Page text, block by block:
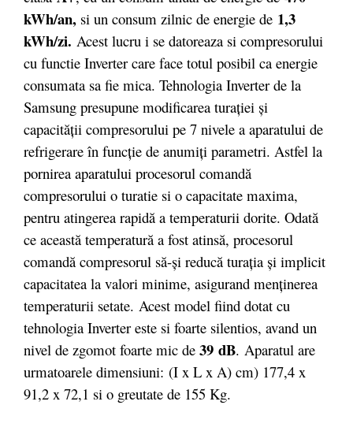
kWh/an, si un consum zilnic de energie de 1,3
kWh/zi. Acest lucru i se datoreaza si compresorului
cu functie Inverter care face totul posibil ca energie
consumata sa fie mica. Tehnologia Inverter de la
Samsung presupune modificarea turației și
capacității compresorului pe 7 nivele a aparatului de
refrigerare în funcție de anumiți parametri. Astfel la
pornirea aparatului procesorul comandă
compresorului o turatie si o capacitate maxima,
pentru atingerea rapidă a temperaturii dorite. Odată
ce această temperatură a fost atinsă, procesorul
comandă compresorul să-și reducă turația și implicit
capacitatea la valori minime, asigurand menținerea
temperaturii setate. Acest model fiind dotat cu
tehnologia Inverter este si foarte silentios, avand un
nivel de zgomot foarte mic de 39 dB. Aparatul are
urmatoarele dimensiuni: (I x L x A) cm) 177,4 x
91,2 x 72,1 si o greutate de 155 Kg.